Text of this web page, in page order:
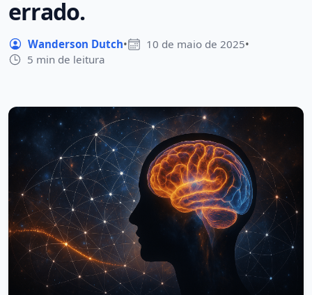
errado.
Wanderson Dutch• 10 de maio de 2025•
5 min de leitura